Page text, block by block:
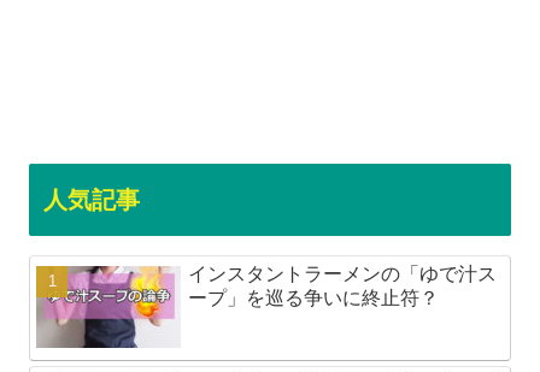
人気記事
インスタントラーメンの「ゆで汁ス
ープ」を巡る争いに終止符？